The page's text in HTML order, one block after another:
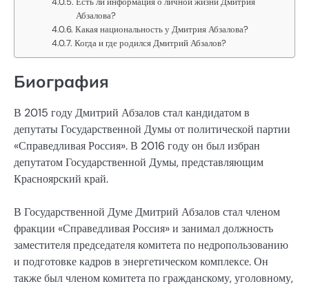
Абзалова?
Какая национальность у Дмитрия Абзалова?
Когда и где родился Дмитрий Абзалов?
Биография
В 2015 году Дмитрий Абзалов стал кандидатом в
депутаты Государственной Думы от политической партии
«Справедливая Россия». В 2016 году он был избран
депутатом Государственной Думы, представляющим
Красноярский край.
В Государственной Думе Дмитрий Абзалов стал членом
фракции «Справедливая Россия» и занимал должность
заместителя председателя комитета по недропользованию
и подготовке кадров в энергетическом комплексе. Он
также был членом комитета по гражданскому, уголовному,